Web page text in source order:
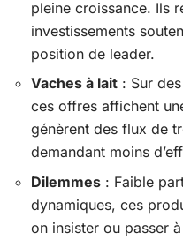
pleine croissance. Ils
investissements
position de leader.
Vaches à lait : Sur
ces offres affichent
génèrent des flux de
demandant moins
Dilemmes : Faible
dynamiques, ces
on insister ou passer